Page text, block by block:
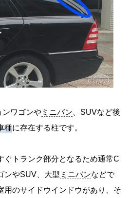
ンワゴンや ミニバン 、SUVなど後
種に存在する柱です。
ぐトランク部分となるため通常C
ンやSUV、大型 ミニバンなどで
用のサイドウインドウがあり、そ